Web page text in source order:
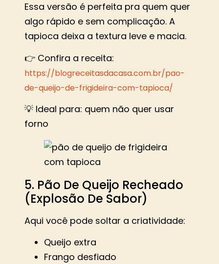
Essa versão é perfeita pra quem quer
algo rápido e sem complicação. A
tapioca deixa a textura leve e macia.
👉 Confira a receita:
https://blogreceitasdacasa.com.br/pao-
de-queijo-de-frigideira-com-tapioca/
💡 Ideal para: quem não quer usar
forno
5. Pão De Queijo Recheado
(Explosão De Sabor)
Aqui você pode soltar a criatividade:
Queijo extra
Frango desfiado